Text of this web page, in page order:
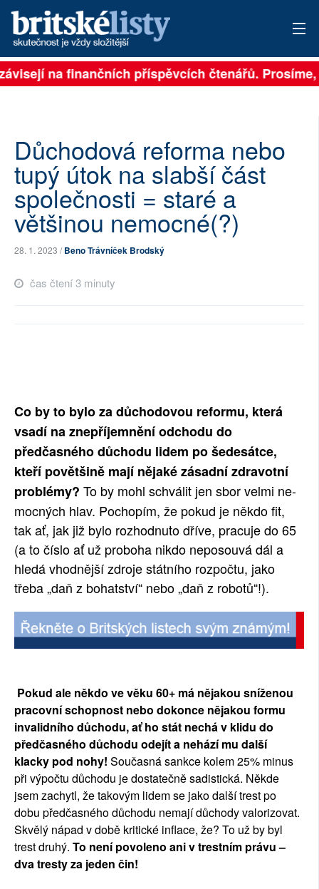
PŘIHLÁSIT
ARCHIV
ROZHOVORY
TÉMATA
PLNÁ VERZE STRÁNEK
na finančních příspěvcích čtenářů. Prosíme,
Důchodová reforma nebo
tupý útok na slabší část
společnosti = staré a
většinou nemocné(?)
28. 1. 2023 /Beno Trávníček Brodský
čas čtení 3 minuty
Co by to bylo za důchodovou reformu, která
vsadí na znepříjemnění odchodu do
předčasného důchodu lidem po šedesátce,
kteří povětšině mají nějaké zásadní zdravotní
problémy? To by mohl schválit jen sbor velmi ne-
mocných hlav. Pochopím, že pokud je někdo fit,
tak ať, jak již bylo rozhodnuto dříve, pracuje do 65
(a to číslo ať už proboha nikdo neposouvá dál a
hledá vhodnější zdroje státního rozpočtu, jako
třeba „daň z bohatství“ nebo „daň z robotů“!).
Pokud ale někdo ve věku 60+ má nějakou sníženou
pracovní schopnost nebo dokonce nějakou formu
invalidního důchodu, ať ho stát nechá v klidu do
předčasného důchodu odejít a nehází mu další
klacky pod nohy! Současná sankce kolem 25% minus
při výpočtu důchodu je dostatečně sadistická. Někde
jsem zachytl, že takovým lidem se jako další trest po
dobu předčasného důchodu nemají důchody valorizovat.
Skvělý nápad v době kritické inflace, že? To už by byl
trest druhý. To není povoleno ani v trestním právu –
dva tresty za jeden čin!